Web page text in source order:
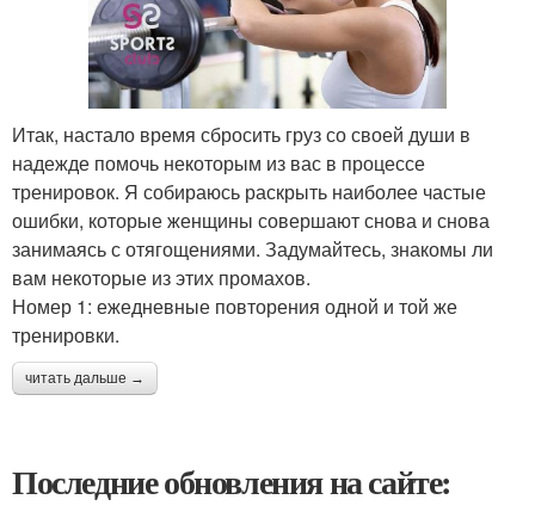
Итак, настало время сбросить груз со своей души в
надежде помочь некоторым из вас в процессе
тренировок. Я собираюсь раскрыть наиболее частые
ошибки, которые женщины совершают снова и снова
занимаясь с отягощениями. Задумайтесь, знакомы ли
вам некоторые из этих промахов.
Номер 1: ежедневные повторения одной и той же
тренировки.
читать дальше →
Последние обновления на сайте: